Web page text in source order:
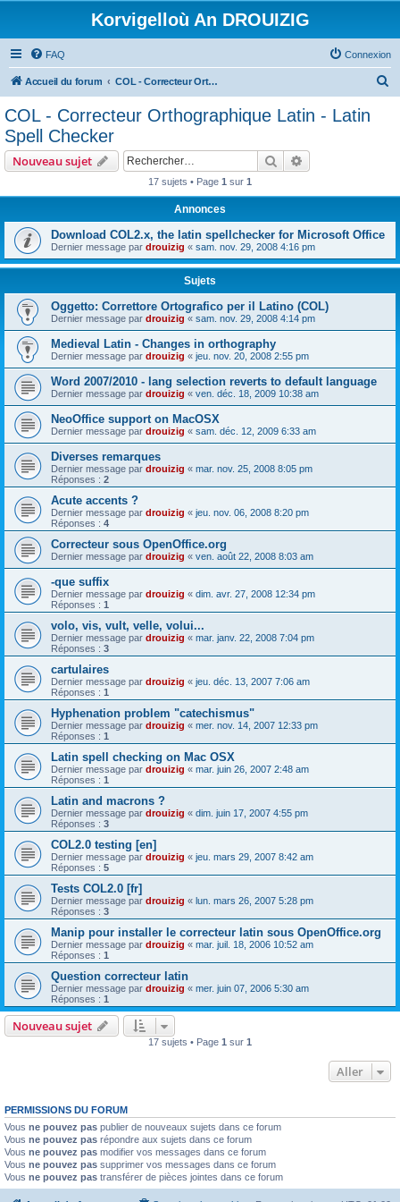
Korvigelloù An DROUIZIG
FAQ Connexion
Accueil du forum COL - Correcteur Orthographique Latin - Latin Spell Checker
COL - Correcteur Orthographique Latin - Latin
Spell Checker
Nouveau sujet Rechercher
17 sujets • Page 1 sur 1
Annonces
Download COL2.x, the latin spellchecker for Microsoft Office
Dernier message par drouizig « sam. nov. 29, 2008 4:16 pm
Sujets
Oggetto: Correttore Ortografico per il Latino (COL)
Dernier message par drouizig « sam. nov. 29, 2008 4:14 pm
Medieval Latin - Changes in orthography
Dernier message par drouizig « jeu. nov. 20, 2008 2:55 pm
Word 2007/2010 - lang selection reverts to default language
Dernier message par drouizig « ven. déc. 18, 2009 10:38 am
NeoOffice support on MacOSX
Dernier message par drouizig « sam. déc. 12, 2009 6:33 am
Diverses remarques
Dernier message par drouizig « mar. nov. 25, 2008 8:05 pm
Réponses : 2
Acute accents ?
Dernier message par drouizig « jeu. nov. 06, 2008 8:20 pm
Réponses : 4
Correcteur sous OpenOffice.org
Dernier message par drouizig « ven. août 22, 2008 8:03 am
-que suffix
Dernier message par drouizig « dim. avr. 27, 2008 12:34 pm
Réponses : 1
volo, vis, vult, velle, volui...
Dernier message par drouizig « mar. janv. 22, 2008 7:04 pm
Réponses : 3
cartulaires
Dernier message par drouizig « jeu. déc. 13, 2007 7:06 am
Réponses : 1
Hyphenation problem "catechismus"
Dernier message par drouizig « mer. nov. 14, 2007 12:33 pm
Réponses : 1
Latin spell checking on Mac OSX
Dernier message par drouizig « mar. juin 26, 2007 2:48 am
Réponses : 1
Latin and macrons ?
Dernier message par drouizig « dim. juin 17, 2007 4:55 pm
Réponses : 3
COL2.0 testing [en]
Dernier message par drouizig « jeu. mars 29, 2007 8:42 am
Réponses : 5
Tests COL2.0 [fr]
Dernier message par drouizig « lun. mars 26, 2007 5:28 pm
Réponses : 3
Manip pour installer le correcteur latin sous OpenOffice.org
Dernier message par drouizig « mar. juil. 18, 2006 10:52 am
Réponses : 1
Question correcteur latin
Dernier message par drouizig « mer. juin 07, 2006 5:30 am
Réponses : 1
Nouveau sujet
17 sujets • Page 1 sur 1
Aller
PERMISSIONS DU FORUM
Vous ne pouvez pas publier de nouveaux sujets dans ce forum
Vous ne pouvez pas répondre aux sujets dans ce forum
Vous ne pouvez pas modifier vos messages dans ce forum
Vous ne pouvez pas supprimer vos messages dans ce forum
Vous ne pouvez pas transférer de pièces jointes dans ce forum